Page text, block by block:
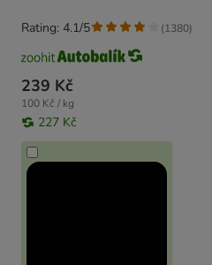
239 Kč
100 Kč / kg
227 Kč
Rating: 4.1/5 (1380)